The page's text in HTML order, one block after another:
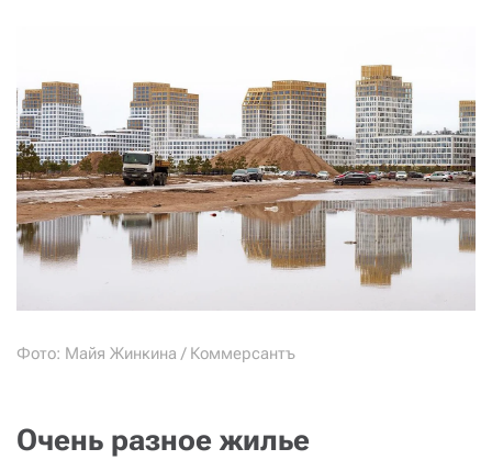
Фото: Майя Жинкина / Коммерсантъ
Очень разное жилье